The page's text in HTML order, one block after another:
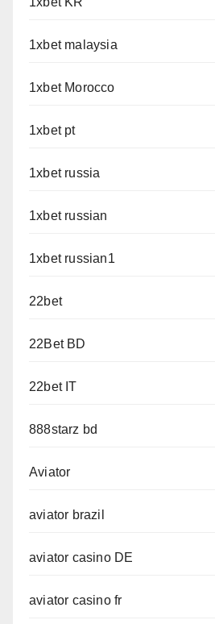
1xbet malaysia
1xbet Morocco
1xbet pt
1xbet russia
1xbet russian
1xbet russian1
22bet
22Bet BD
22bet IT
888starz bd
Aviator
aviator brazil
aviator casino DE
aviator casino fr